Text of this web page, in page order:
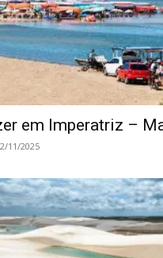
em Imperatriz –
11/2025